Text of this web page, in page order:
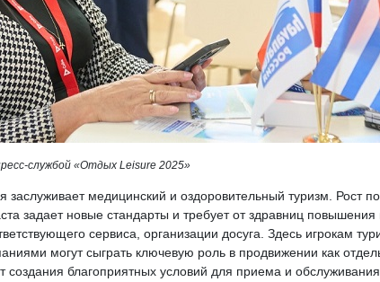
службой «Отдых Leisure 2025»
заслуживает медицинский и оздоровительный туризм. Рост
задает новые стандарты и требует от здравниц
сервиса, организации досуга. Здесь игрокам
могут сыграть ключевую роль в продвижении как
создания благоприятных условий для приема и